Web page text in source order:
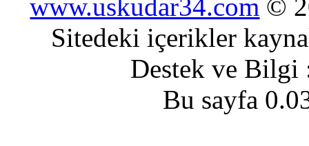
www.uskudar34.com ©
Sitedeki içerikler
Destek ve
Bu sayfa